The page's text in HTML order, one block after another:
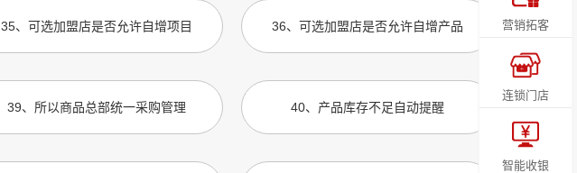
35、 可选加盟店是否允许自增项目 36、 可选加盟店是否允许自增产品
39、 所以商品总部统一采购管理 40、 产品库存不足自动提醒
营销拓客
连锁门店
智能收银